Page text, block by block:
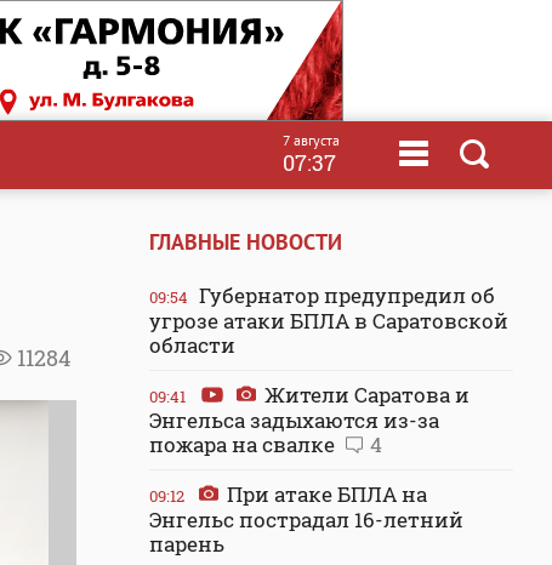
7 августа
07:37
11284
ГЛАВНЫЕ НОВОСТИ
09:54 Губернатор предупредил об
угрозе атаки БПЛА в Саратовской
области
09:41
Жители Саратова и
Энгельса задыхаются из-за
пожара на свалке
4
09:12
При атаке БПЛА на
Энгельс пострадал 16-летний
парень